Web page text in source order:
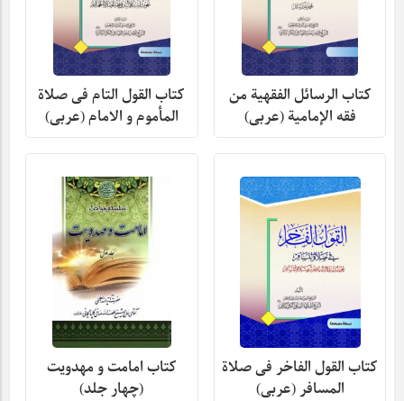
کتاب الرسائل الفقهیة من
فقه الإمامیة (عربی)
کتاب القول التام فی صلاة
المأموم و الامام (عربی)
کتاب القول الفاخر فی صلاة
المسافر (عربی)
کتاب امامت و مهدویت
(چهار جلد)